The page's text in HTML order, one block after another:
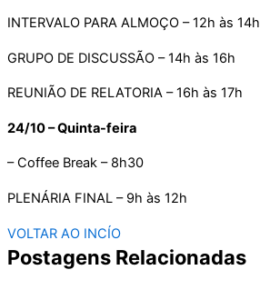
INTERVALO PARA ALMOÇO – 12h às 14h
GRUPO DE DISCUSSÃO – 14h às 16h
REUNIÃO DE RELATORIA – 16h às 17h
24/10 – Quinta-feira
– Coffee Break – 8h30
PLENÁRIA FINAL – 9h às 12h
VOLTAR AO INCÍO
Postagens Relacionadas